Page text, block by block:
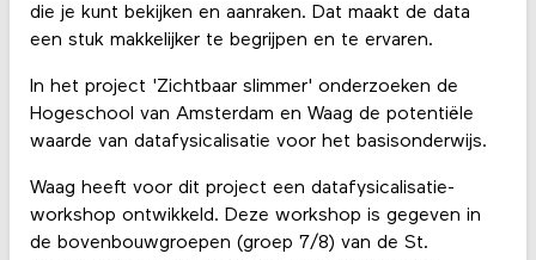
die je kunt bekijken en aanraken. Dat maakt de data
een stuk makkelijker te begrijpen en te ervaren.
In het project 'Zichtbaar slimmer' onderzoeken de
Hogeschool van Amsterdam en Waag de potentiële
waarde van datafysicalisatie voor het basisonderwijs.
Waag heeft voor dit project een datafysicalisatie-
workshop ontwikkeld. Deze workshop is gegeven in
de bovenbouwgroepen (groep 7/8) van de St.